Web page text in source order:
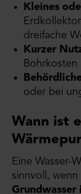
Kleines
dreifache
Kurzer
Bohrkosten
oder bei
Wann ist
Eine Wasser-
sinnvoll,
Grundwasser